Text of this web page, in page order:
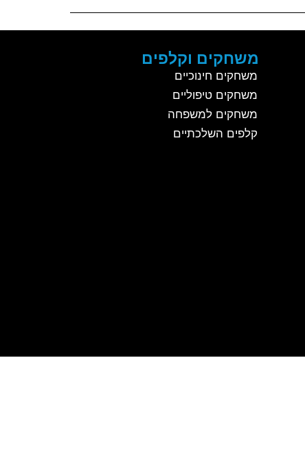
משחקים וקלפים
משחקים חינוכיים
משחקים טיפוליים
משחקים למשפחה
קלפים השלכתיים